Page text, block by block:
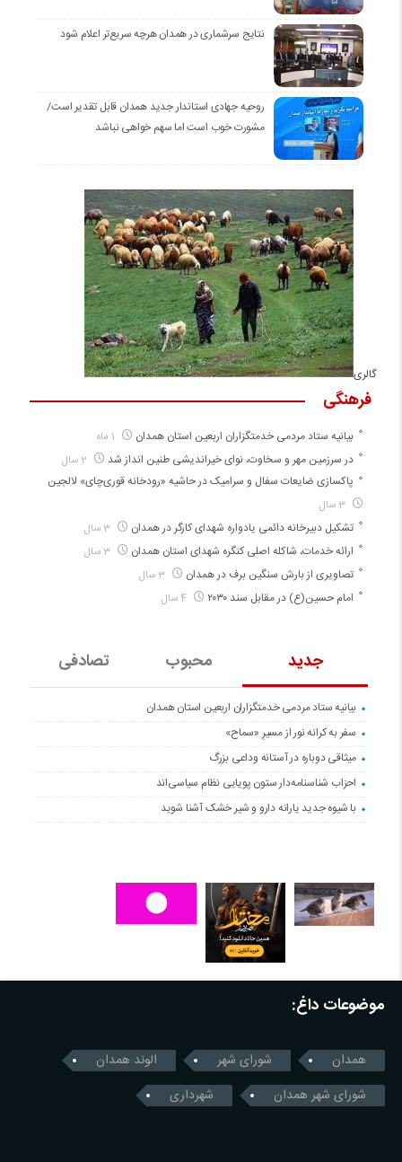
نتایج سرشماری در همدان هرچه سریع‌تر اعلام شود
روحیه جهادی استاندار جدید همدان قابل تقدیر است/
مشورت خوب است اما سهم خواهی نباشد
گالری
جدید محبوب تصادفی
بیانیه ستاد مردمی خدمتگزاران اربعین استان همدان
سفر به کرانه‌ نور از مسیرِ «سماح»
میثاقی دوباره در آستانه‌ وداعی بزرگ
احزاب شناسنامه‌دار ستون پویایی نظام سیاسی‌اند
با شیوه جدید یارانه دارو و شیر خشک آشنا شوید
فرهنگی
بیانیه ستاد مردمی خدمتگزاران اربعین استان همدان
در سرزمین مهر و سخاوت، نوای خیراندیشی طنین انداز شد
پاکسازی ضایعات سفال و سرامیک در حاشیه «رودخانه قوری‌چای» لالجین
3 سال
تشکیل دبیرخانه دائمی یادواره شهدای کارگر در همدان 3 سال
ارائه خدمات، شاکله اصلی کنگره شهدای استان همدان 3 سال
تصاویری از بارش سنگین برف در همدان 3 سال
امام حسین(ع) در مقابل سند ۲۰۳۰
موضوعات داغ:
همدان شورای شهر
الوند همدان
شورای شهر همدان
شهرداری